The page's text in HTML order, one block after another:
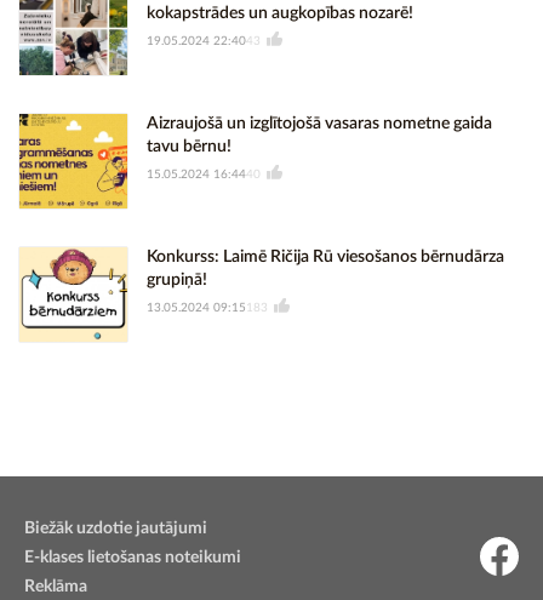
kokapstrādes un augkopības nozarē!
19.05.2024 22:4043
Aizraujošā un izglītojošā vasaras nometne gaida
tavu bērnu!
15.05.2024 16:4440
Konkurss: Laimē Ričija Rū viesošanos bērnudārza
grupiņā!
13.05.2024 09:15 183
Biežāk uzdotie jautājumi
E-klases lietošanas noteikumi
Reklāma